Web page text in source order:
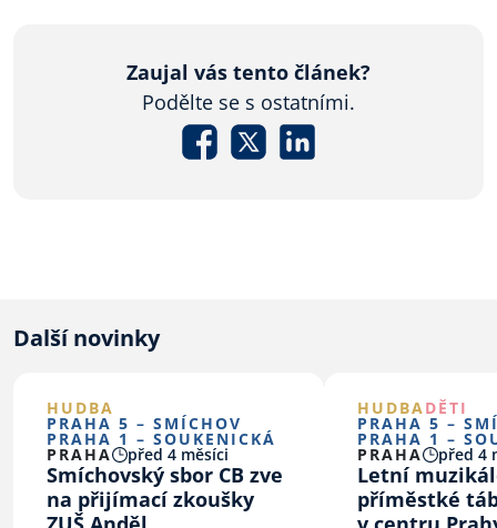
Zaujal vás tento článek?
Podělte se s ostatními.
Další novinky
HUDBA
PRAHA 5 – SMÍCHOV
PRAHA 1 – SOUKENICKÁ
PRAHA před 4 měsíci
Smíchovský sbor CB zve
na přijímací zkoušky
HUDBADĚTI
PRAHA 5 –
PRAHA 1 –
PRAHA před 4
Letní
příměstké